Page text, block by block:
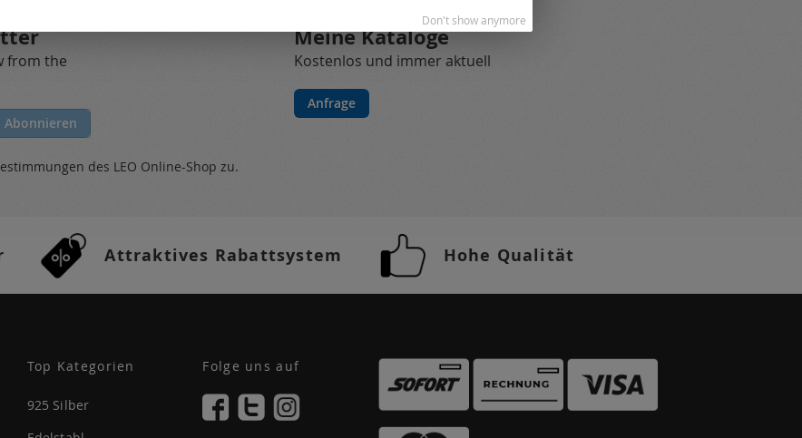
from the
Abonnieren
Meine Kataloge
Kostenlos und immer aktuell
Anfrage
des LEO Online-Shop zu.
Attraktives Rabattsystem Hohe Qualität
Top Kategorien
925 Silber
Folge uns auf
Don't show anymore